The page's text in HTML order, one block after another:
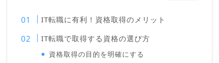
IT転職に有利！資格取得のメリット
IT転職で取得する資格の選び方
資格取得の目的を明確にする